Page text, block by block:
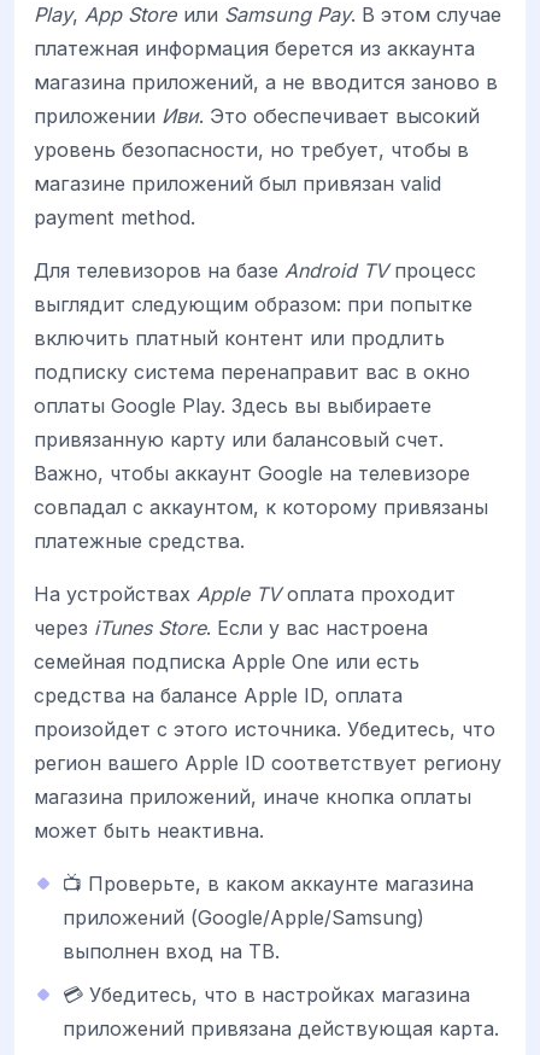
Play, App Store или Samsung Pay. В этом случае
платежная информация берется из аккаунта
магазина приложений, а не вводится заново в
приложении Иви. Это обеспечивает высокий
уровень безопасности, но требует, чтобы в
магазине приложений был привязан valid
payment method.
Для телевизоров на базе Android TVпроцесс
выглядит следующим образом: при попытке
включить платный контент или продлить
подписку система перенаправит вас в окно
оплаты Google Play. Здесь вы выбираете
привязанную карту или балансовый счет.
Важно, чтобы аккаунт Google на телевизоре
совпадал с аккаунтом, к которому привязаны
платежные средства.
На устройствах Apple TVоплата проходит
через iTunes Store. Если у вас настроена
семейная подписка Apple One или есть
средства на балансе Apple ID, оплата
произойдет с этого источника. Убедитесь, что
регион вашего Apple ID соответствует региону
магазина приложений, иначе кнопка оплаты
может быть неактивна.
📺 Проверьте, в каком аккаунте магазина
приложений (Google/Apple/Samsung)
выполнен вход на ТВ.
💳 Убедитесь, что в настройках магазина
приложений привязана действующая карта.